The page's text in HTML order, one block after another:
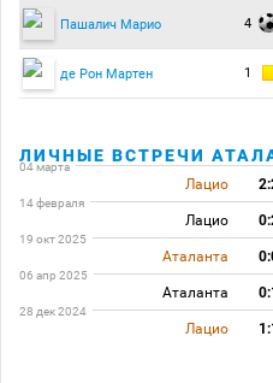
Пашалич Марио 4
де Рон Мартен 1
ЛИЧНЫЕ ВСТРЕЧИ
04 марта
Лацио
14 февраля
Лацио
19 окт 2025
Аталанта
06 апр 2025
Аталанта
28 дек 2024
Лацио